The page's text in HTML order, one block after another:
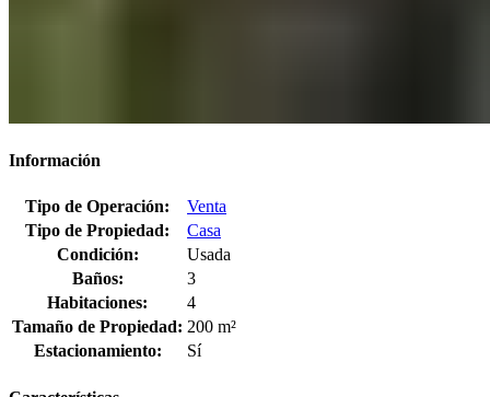
Información
Tipo de Operación:
Venta
Tipo de Propiedad:
Casa
Condición:
Usada
Baños:
3
Habitaciones:
4
Tamaño de Propiedad: 200 m²
Estacionamiento:
Sí